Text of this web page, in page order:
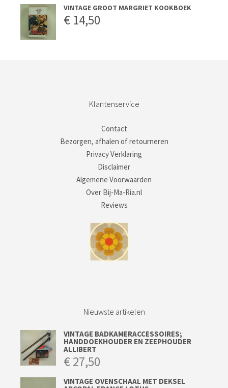
VINTAGE GROOT MARGRIET KOOKBOEK
€ 14,50
Klantenservice
Contact
Bezorgen, afhalen of retourneren
Privacy Verklaring
Disclaimer
Algemene Voorwaarden
Over Bij-Ma-Ria.nl
Reviews
Nieuwste artikelen
VINTAGE BADKAMERACCESSOIRES;
HANDDOEKHOUDER EN ZEEPHOUDER
ALLIBERT
€27,50
VINTAGE OVENSCHAAL MET DEKSEL